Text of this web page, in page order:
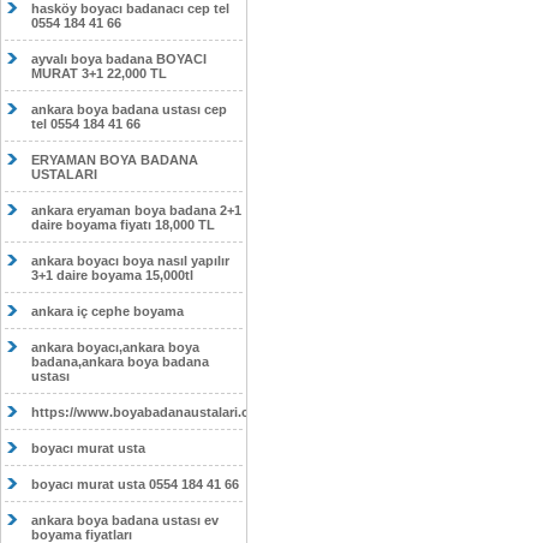
hasköy boyacı badanacı cep tel
0554 184 41 66
ayvalı boya badana BOYACI
MURAT 3+1 22,000 TL
ankara boya badana ustası cep
tel 0554 184 41 66
ERYAMAN BOYA BADANA
USTALARI
ankara eryaman boya badana 2+1
daire boyama fiyatı 18,000 TL
ankara boyacı boya nasıl yapılır
3+1 daire boyama 15,000tl
ankara iç cephe boyama
ankara boyacı,ankara boya
badana,ankara boya badana
ustası
https://www.boyabadanaustalari.com/
boyacı murat usta
boyacı murat usta 0554 184 41 66
ankara boya badana ustası ev
boyama fiyatları